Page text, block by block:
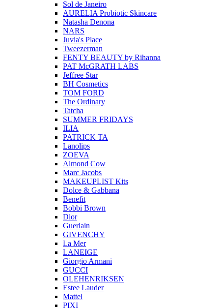
Sol de Janeiro
AURELIA Probiotic Skincare
Natasha Denona
NARS
Juvia's Place
Tweezerman
FENTY BEAUTY by Rihanna
PAT McGRATH LABS
Jeffree Star
BH Cosmetics
TOM FORD
The Ordinary
Tatcha
SUMMER FRIDAYS
ILIA
PATRICK TA
Lanolips
ZOEVA
Almond Cow
Marc Jacobs
MAKEUPLIST Kits
Dolce & Gabbana
Benefit
Bobbi Brown
Dior
Guerlain
GIVENCHY
La Mer
LANEIGE
Giorgio Armani
GUCCI
OLEHENRIKSEN
Estee Lauder
Mattel
PIXI